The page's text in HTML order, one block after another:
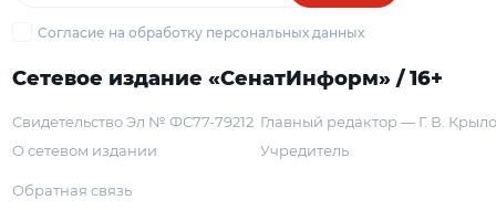
Согласие на обработку персональных данных
Сетевое издание «СенатИнформ» / 16+
Свидетельство Эл № ФС77-79212
О сетевом издании
Главный редактор — Г. В.
Учредитель
Обратная связь